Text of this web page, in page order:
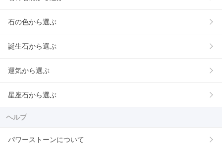
石の色から選ぶ
誕生石から選ぶ
運気から選ぶ
星座石から選ぶ
ヘルプ
パワーストーンについて